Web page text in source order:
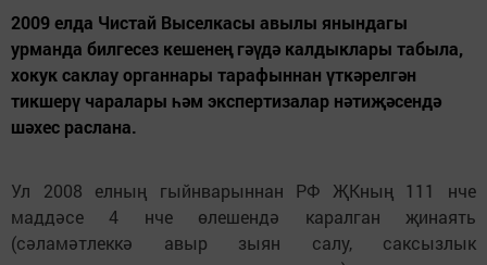
2009 елда Чистай Выселкасы авылы янындагы
урманда билгесез кешенең гәүдә калдыклары табыла,
хокук саклау органнары тарафыннан үткәрелгән
тикшерү чаралары һәм экспертизалар нәтиҗәсендә
шәхес раслана.
Ул 2008 елның гыйнварыннан РФ ҖКның 111 нче
маддәсе 4 нче өлешендә каралган җинаять
(сәламәтлеккә авыр зыян салу, саксызлык